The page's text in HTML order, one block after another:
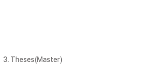
3. Theses(Master)